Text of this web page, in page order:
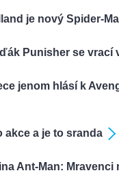
je nový Spider-
Punisher se vrací
jenom hlásí k
akce a je to sranda
Ant-Man: Mravenci